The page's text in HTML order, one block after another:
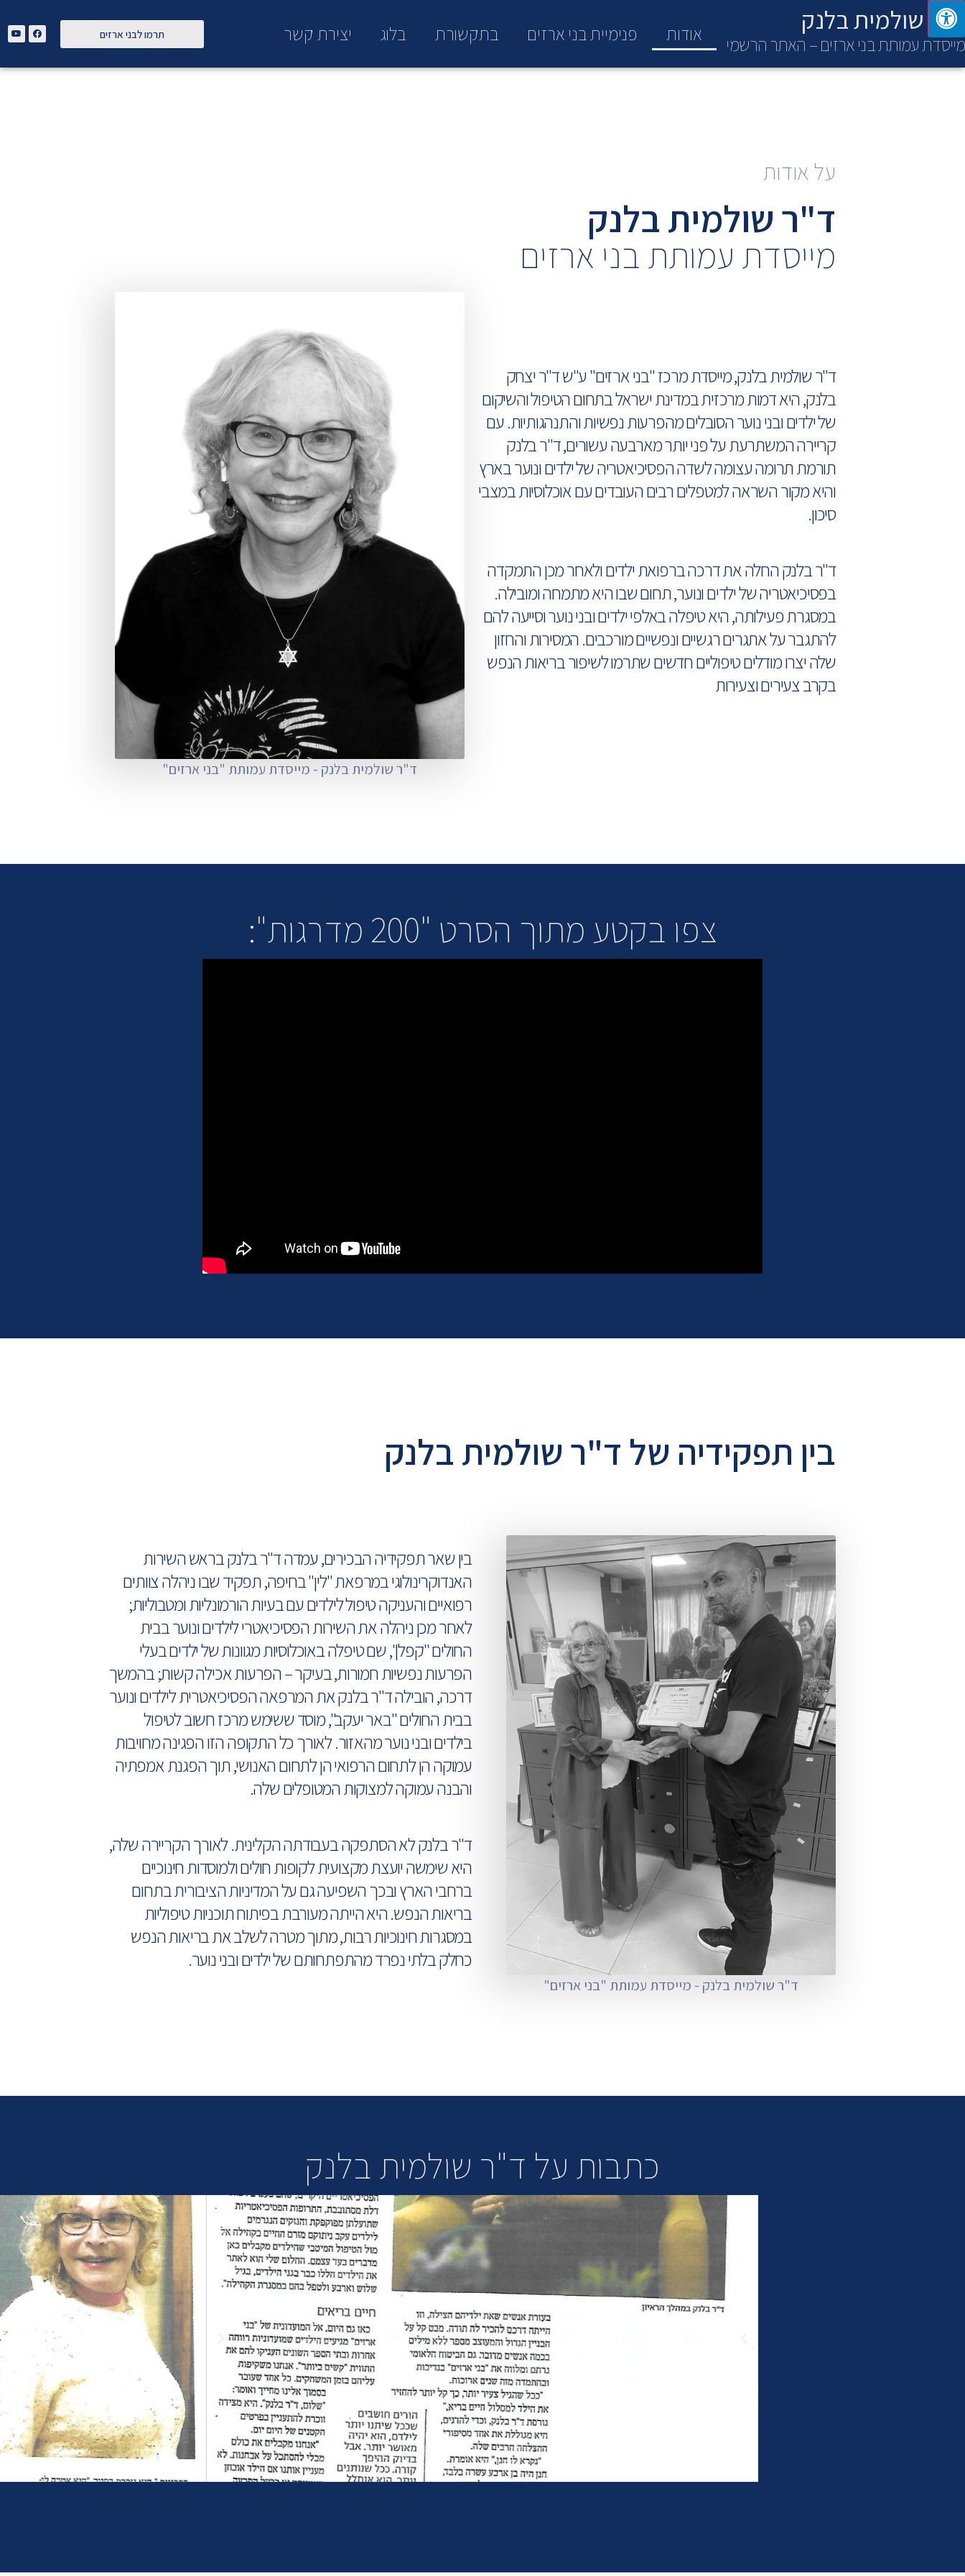
ד"ר שולמית בלנק
מייסדת עמותת בני ארזים – האתר הרשמי אודות פנימיית בני ארזים בתקשורת בלוג יצירת קשר תרמו לבני ארזים
על אודות
ד"ר שולמית בלנק
מייסדת עמותת בני ארזים
ד"ר שולמית בלנק, מייסדת מרכז "בני ארזים" ע"ש ד"ר יצחק
בלנק, היא דמות מרכזית במדינת ישראל בתחום הטיפול והשיקום
של ילדים ובני נוער הסובלים מהפרעות נפשיות והתנהגותיות. עם
קריירה המשתרעת על פני יותר מארבעה עשורים, ד"ר בלנק
תורמת תרומה עצומה לשדה הפסיכיאטריה של ילדים ונוער בארץ
והיא מקור השראה למטפלים רבים העובדים עם אוכלוסיות במצבי
סיכון.
ד"ר בלנק החלה את דרכה ברפואת ילדים ולאחר מכן התמקדה
בפסיכיאטריה של ילדים ונוער, תחום שבו היא מתמחה ומובילה.
במסגרת פעילותה, היא טיפלה באלפי ילדים ובני נוער וסייעה להם
להתגבר על אתגרים רגשיים ונפשיים מורכבים. המסירות והחזון
שלה יצרו מודלים טיפוליים חדשים שתרמו לשיפור בריאות הנפש
בקרב צעירים וצעירות
ד"ר שולמית בלנק - מייסדת עמותת "בני ארזים"
צפו בקטע מתוך הסרט "200 מדרגות":
בין תפקידיה של ד"ר שולמית בלנק
ד"ר שולמית בלנק - מייסדת עמותת "בני ארזים"
בין שאר תפקידיה הבכירים, עמדה ד"ר בלנק בראש השירות
האנדוקרינולוגי במרפאת "לין" בחיפה, תפקיד שבו ניהלה צוותים
רפואיים והעניקה טיפול לילדים עם בעיות הורמונליות ומטבוליות;
לאחר מכן ניהלה את השירות הפסיכיאטרי לילדים ונוער בבית
החולים "קפלן", שם טיפלה באוכלוסיות מגוונות של ילדים בעלי
הפרעות נפשיות חמורות, בעיקר – הפרעות אכילה קשות; בהמשך
דרכה, הובילה ד"ר בלנק את המרפאה הפסיכיאטרית לילדים ונוער
בבית החולים "באר יעקב", מוסד ששימש מרכז חשוב לטיפול
בילדים ובני נוער מהאזור. לאורך כל התקופה הזו הפגינה מחויבות
עמוקה הן לתחום הרפואי הן לתחום האנושי, תוך הפגנת אמפתיה
והבנה עמוקה למצוקות המטופלים שלה.
ד"ר בלנק לא הסתפקה בעבודתה הקלינית. לאורך הקריירה שלה,
היא שימשה יועצת מקצועית לקופות חולים ולמוסדות חינוכיים
ברחבי הארץ ובכך השפיעה גם על המדיניות הציבורית בתחום
בריאות הנפש. היא הייתה מעורבת בפיתוח תוכניות טיפוליות
במסגרות חינוכיות רבות, מתוך מטרה לשלב את בריאות הנפש
כחלק בלתי נפרד מהתפתחותם של ילדים ובני נוער.
כתבות על ד"ר שולמית בלנק